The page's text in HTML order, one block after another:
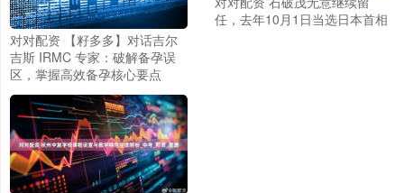
对对配资 【籽多多】对话吉尔
吉斯 IRMC 专家：破解备孕误
区，掌握高效备孕核心要点
任，去年10月1日当选日本首相